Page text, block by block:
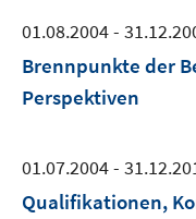
01.08.2004 -
Brennpunkte der
Perspektiven
01.07.2004 -
Qualifikationen,